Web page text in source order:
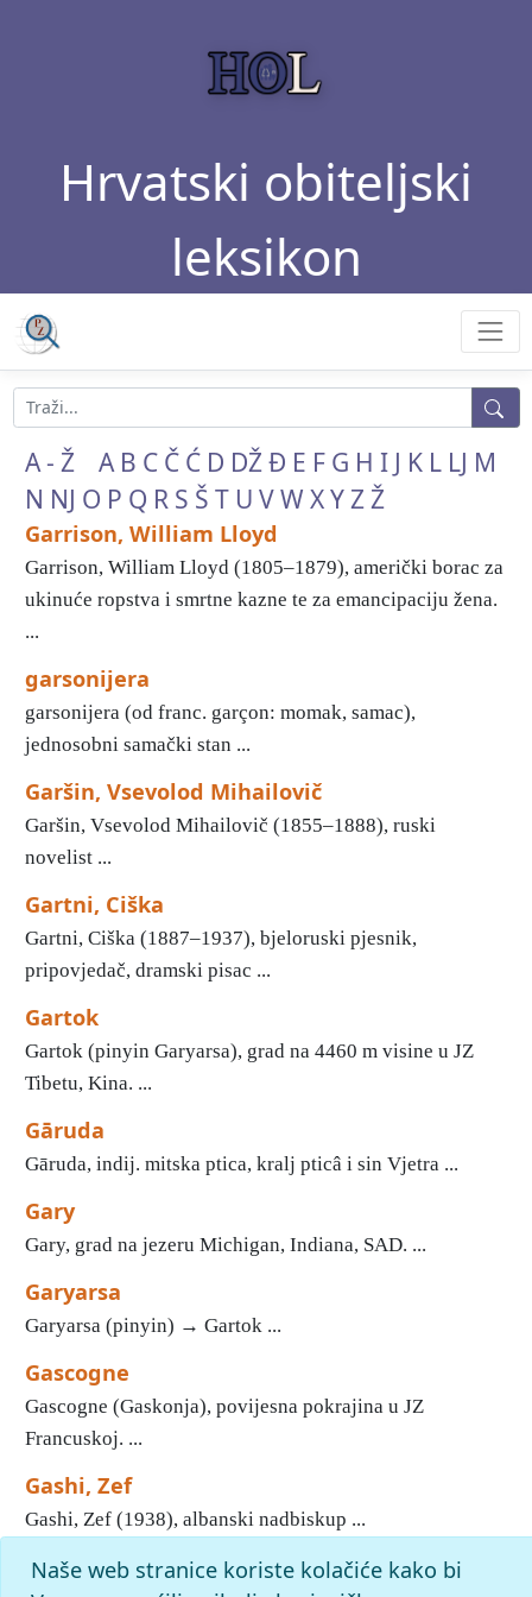
Hrvatski obiteljski
leksikon
A - Ž A B C Č Ć D DŽĐ E F G H I J K L LJ M
N NJ O P Q R S Š T U VW XYZŽ
Garrison, William Lloyd
Garrison, William Lloyd (1805–1879), američki borac za
ukinuće ropstva i smrtne kazne te za emancipaciju žena.
...
garsonijera
garsonijera (od franc. garçon: momak, samac),
jednosobni samački stan ...
Garšin, Vsevolod Mihailovič
Garšin, Vsevolod Mihailovič (1855–1888), ruski
novelist ...
Gartni, Ciška
Gartni, Ciška (1887–1937), bjeloruski pjesnik,
pripovjedač, dramski pisac ...
Gartok
Gartok (pinyin Garyarsa), grad na 4460 m visine u JZ
Tibetu, Kina. ...
Gāruda
Gāruda, indij. mitska ptica, kralj pticâ i sin Vjetra ...
Gary
Gary, grad na jezeru Michigan, Indiana, SAD. ...
Garyarsa
Garyarsa (pinyin) → Gartok ...
Gascogne
Gascogne (Gaskonja), povijesna pokrajina u JZ
Francuskoj. ...
Gashi, Zef
Gashi, Zef (1938), albanski nadbiskup ...
Početak « 21 22 23 24 25 26 27 28 29 30
Naše web stranice koriste kolačiće kako bi